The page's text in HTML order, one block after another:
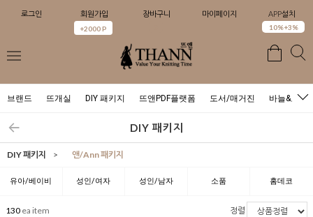
로그인 회원가입
+2000 P
장바구니 마이페이지 APP설치
10%+3%
브랜드 뜨개실 DIY 패키지 뜨앤PDF플랫폼 도서/매거진 바늘&도구
DIY 패키지
DIY 패키지 > 앤/Ann 패키지
유아/베이비 성인/여자 성인/남자 소품 홈데코
130 ea item 정렬